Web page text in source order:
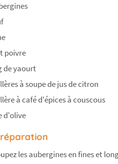
poivre
de yaourt
à soupe de jus de citron
à café d'épices à couscous
d'olive
les aubergines en fines et